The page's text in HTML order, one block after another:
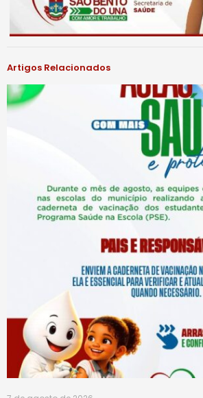
Artigos Relacionados